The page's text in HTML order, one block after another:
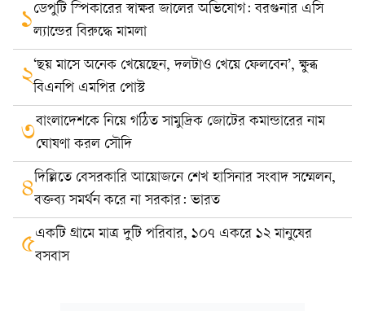
১ডেপুটি স্পিকারের স্বাক্ষর জালের অভিযোগ: বরগুনার এসি
ল্যান্ডের বিরুদ্ধে মামলা
২‘ছয় মাসে অনেক খেয়েছেন, দলটাও খেয়ে ফেলবেন’, ক্ষুব্ধ
বিএনপি এমপির পোস্ট
৩বাংলাদেশকে নিয়ে গঠিত সামুদ্রিক জোটের কমান্ডারের নাম
ঘোষণা করল সৌদি
৪দিল্লিতে বেসরকারি আয়োজনে শেখ হাসিনার সংবাদ সম্মেলন,
বক্তব্য সমর্থন করে না সরকার: ভারত
৫একটি গ্রামে মাত্র দুটি পরিবার, ১০৭ একরে ১২ মানুষের
বসবাস